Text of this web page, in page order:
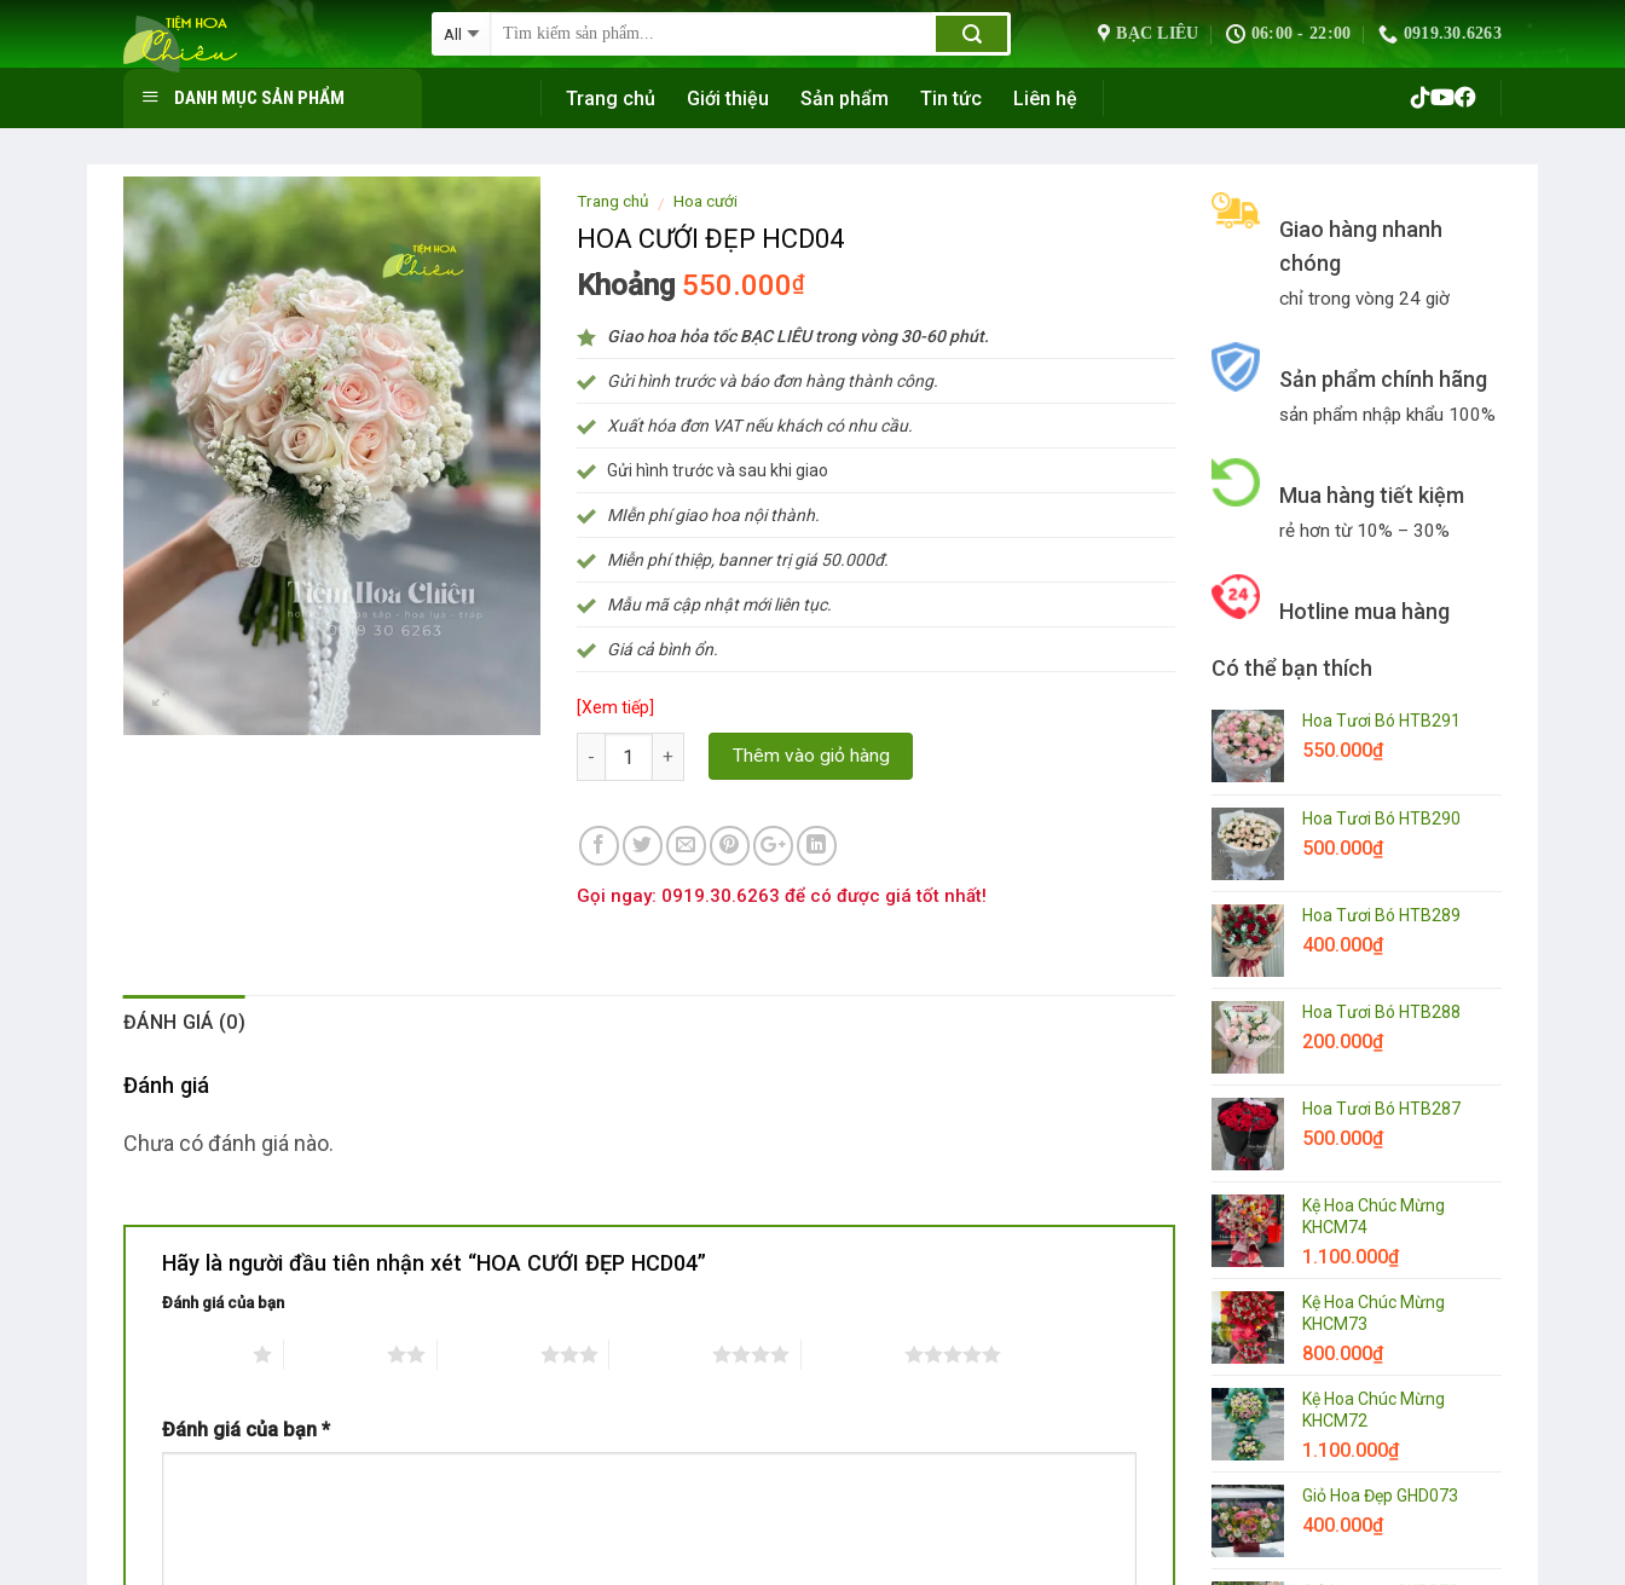
content
BẠC LIÊU 06:00 - 22:00 0919.30.6263
DANH MỤC SẢN PHẨM Trang chủ Giới thiệu Sản phẩm Tin tức Liên hệ
Trang chủ / Hoa cưới
HOA CƯỚI ĐẸP HCD04
Khoảng 550.000₫
Giao hoa hỏa tốc BẠC LIÊU trong vòng 30-60 phút.
Gửi hình trước và báo đơn hàng thành công.
Xuất hóa đơn VAT nếu khách có nhu cầu.
Gửi hình trước và sau khi giao
MIễn phí giao hoa nội thành.
Miễn phí thiệp, banner trị giá 50.000đ.
Mẫu mã cập nhật mới liên tục.
Giá cả bình ổn.
[Xem tiếp]
Số lượng Thêm vào giỏ hàng
Gọi ngay: 0919.30.6263 để có được giá tốt nhất!
ĐÁNH GIÁ (0)
Đánh giá
Chưa có đánh giá nào.
Hãy là người đầu tiên nhận xét “HOA CƯỚI ĐẸP HCD04”
Đánh giá của bạn
Đánh giá của bạn *
Giao hàng nhanh
chóng
chỉ trong vòng 24 giờ
Sản phẩm chính hãng
sản phẩm nhập khẩu 100%
Mua hàng tiết kiệm
rẻ hơn từ 10% – 30%
Hotline mua hàng
Có thể bạn thích
Hoa Tươi Bó HTB291
550.000₫
Hoa Tươi Bó HTB290
500.000₫
Hoa Tươi Bó HTB289
400.000₫
Hoa Tươi Bó HTB288
200.000₫
Hoa Tươi Bó HTB287
500.000₫
Kệ Hoa Chúc Mừng
KHCM74
1.100.000₫
Kệ Hoa Chúc Mừng
KHCM73
800.000₫
Kệ Hoa Chúc Mừng
KHCM72
1.100.000₫
Giỏ Hoa Đẹp GHD073
400.000₫